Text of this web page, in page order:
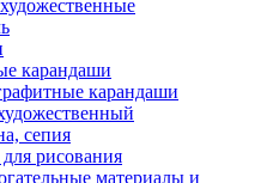
карандаши
карандаши
сепия
рисования
материалы и